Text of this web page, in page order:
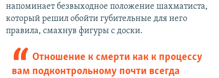
напоминает безвыходное положение шахматиста,
который решил обойти губительные для него
правила, смахнув фигуры с доски.
Отношение к смерти как к процессу
вам подконтрольному почти всегда